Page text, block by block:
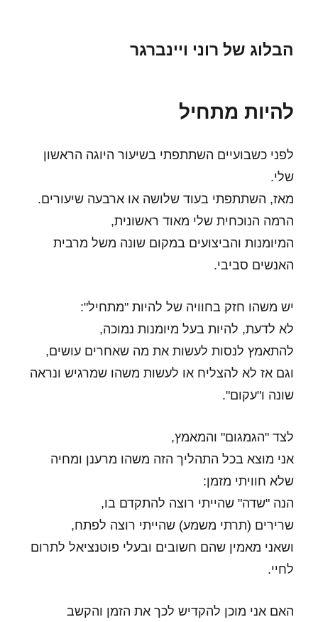
הבלוג של רוני ויינברגר
להיות מתחיל
לפני כשבועיים השתתפתי בשיעור היוגה הראשון
שלי.
מאז, השתתפתי בעוד שלושה או ארבעה שיעורים.
הרמה הנוכחית שלי מאוד ראשונית,
המיומנות והביצועים במקום שונה משל מרבית
האנשים סביבי.
יש משהו חזק בחוויה של להיות "מתחיל":
לא לדעת, להיות בעל מיומנות נמוכה,
להתאמץ לנסות לעשות את מה שאחרים עושים,
וגם אז לא להצליח או לעשות משהו שמרגיש ונראה
שונה ו"עקום".
לצד "הגמגום" והמאמץ,
אני מוצא בכל התהליך הזה משהו מרענן ומחיה
שלא חוויתי מזמן:
הנה "שדה" שהייתי רוצה להתקדם בו,
שרירים (תרתי משמע) שהייתי רוצה לפתח,
ושאני מאמין שהם חשובים ובעלי פוטנציאל לתרום
לחיי.
האם אני מוכן להקדיש לכך את הזמן והקשב